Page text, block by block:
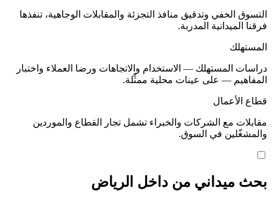
التسوق الخفي وتدقيق منافذ التجزئة والمقابلات الوجاهية، تنفذها
فرقنا الميدانية المدربة.
المستهلك
دراسات المستهلك — الاستخدام والاتجاهات ورضا العملاء واختبار
المفاهيم — على عينات محلية ممثِّلة.
قطاع الأعمال
مقابلات مع الشركات والخبراء تشمل تجار القطاع والموردين
والمشغّلين في السوق.
بحث ميداني من داخل الرياض